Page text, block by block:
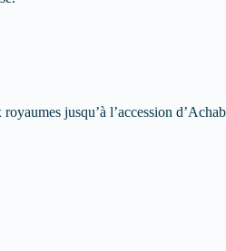
jusqu’à l’accession